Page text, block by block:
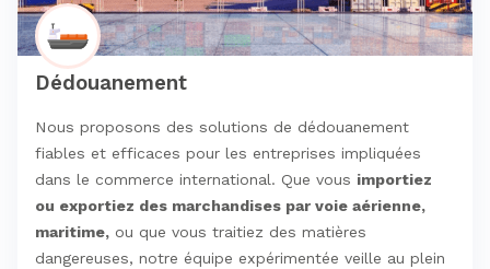
Dédouanement
Nous proposons des solutions de dédouanement
fiables et efficaces pour les entreprises impliquées
dans le commerce international. Que vous importiez
ou exportiez des marchandises par voie aérienne,
maritime, ou que vous traitiez des matières
dangereuses, notre équipe expérimentée veille au plein